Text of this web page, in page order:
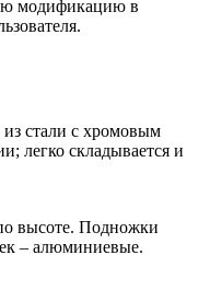
модификацию в
стали с хромовым
легко складывается и
высоте. Подножки
– алюминиевые.